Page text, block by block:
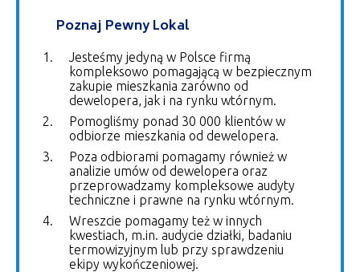
Poznaj Pewny Lokal
Jesteśmy jedyną w Polsce firmą
kompleksowo pomagającą w bezpiecznym
zakupie mieszkania zarówno od
dewelopera, jak i na rynku wtórnym.
Pomogliśmy ponad 30 000 klientów w
odbiorze mieszkania od dewelopera.
Poza odbiorami pomagamy również w
analizie umów od dewelopera oraz
przeprowadzamy kompleksowe audyty
techniczne i prawne na rynku wtórnym.
Wreszcie pomagamy też w innych
kwestiach, m.in. audycie działki, badaniu
termowizyjnym lub przy sprawdzeniu
ekipy wykończeniowej.